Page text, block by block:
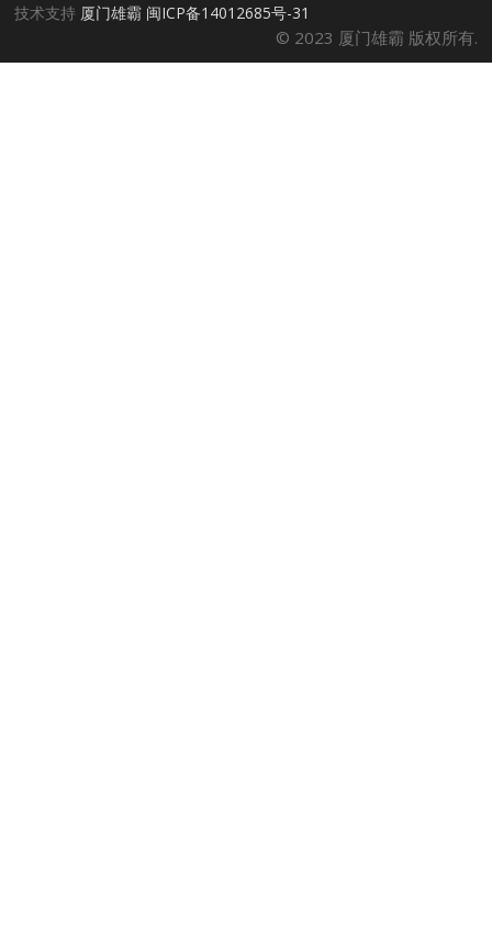
技术支持 厦门雄霸 闽ICP备14012685号-31
© 2023 厦门雄霸 版权所有.